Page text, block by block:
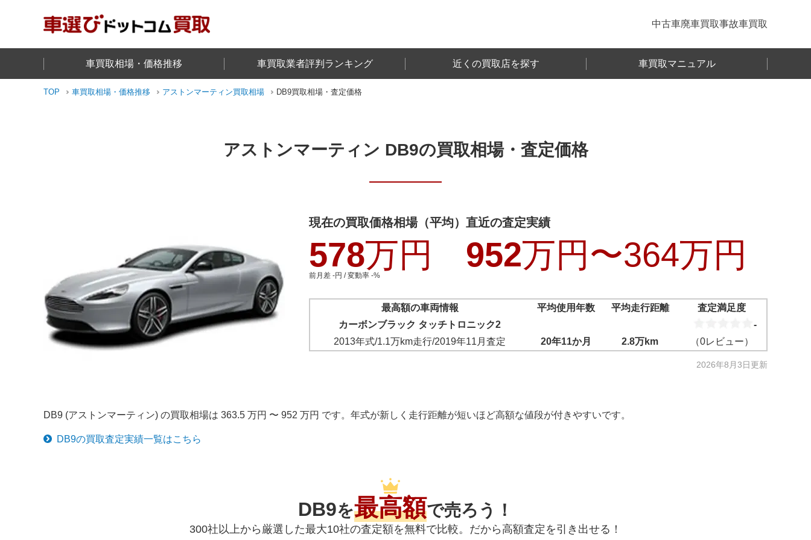
中古車廃車買取事故車買取
車買取相場・価格推移 車買取業者評判ランキング 近くの買取店を探す 車買取マニュアル
TOP 車買取相場・価格推移 アストンマーティン買取相場 DB9買取相場・査定価格
アストンマーティン DB9の買取相場・査定価格
現在の買取価格相場（平均）
578万円
前月差 -円 / 変動率 -%
直近の査定実績
952万円〜364万円
最高額の車両情報 平均使用年数 平均走行距離
査定満足度
カーボンブラック タッチトロニック2
2013年式/1.1万km走行/2019年11月 査定 20年11か月 2.8万km
-
（0レビュー）
2026年8月3日 更新
DB9 (アストンマーティン) の買取相場は 363.5 万円 〜 952 万円 です。年式が新しく走行距離が短いほど高額な値段が付きやすいです。
DB9の買取査定実績一覧はこちら
DB9を最高額で売ろう！
300社以上から厳選した最大10社の査定額を無料で比較。だから高額査定を引き出せる！